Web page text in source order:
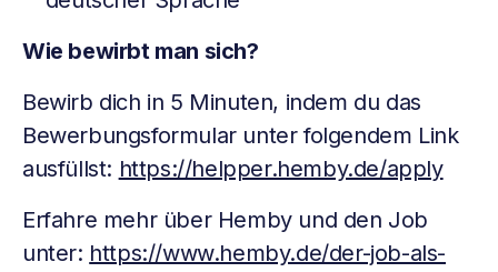
Wie bewirbt man sich?
Bewirb dich in 5 Minuten, indem du das
Bewerbungsformular unter folgendem Link
ausfüllst: https://helpper.hemby.de/apply
Erfahre mehr über Hemby und den Job
unter: https://www.hemby.de/der-job-als-